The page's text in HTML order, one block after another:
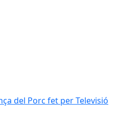
del Porc fet per Televisió